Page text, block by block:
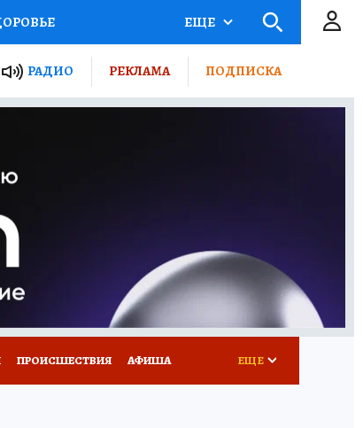
ПУТЕВОДИТЕЛЬ
ЕЩЕ
РАДИО РЕКЛАМА ПОДПИСКА
ПРОИСШЕСТВИЯ АФИША ЕЩЕ